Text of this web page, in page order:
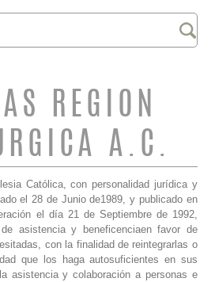
DE
REGION
A.C.
Católica, con personalidad jurídica y
el 28 de Junio de1989, y publicado en
el día 21 de Septiembre de 1992,
asistencia y beneficenciaen favor de
con la finalidad de reintegrarlas o
que los haga autosuficientes en sus
asistencia y colaboración a personas e